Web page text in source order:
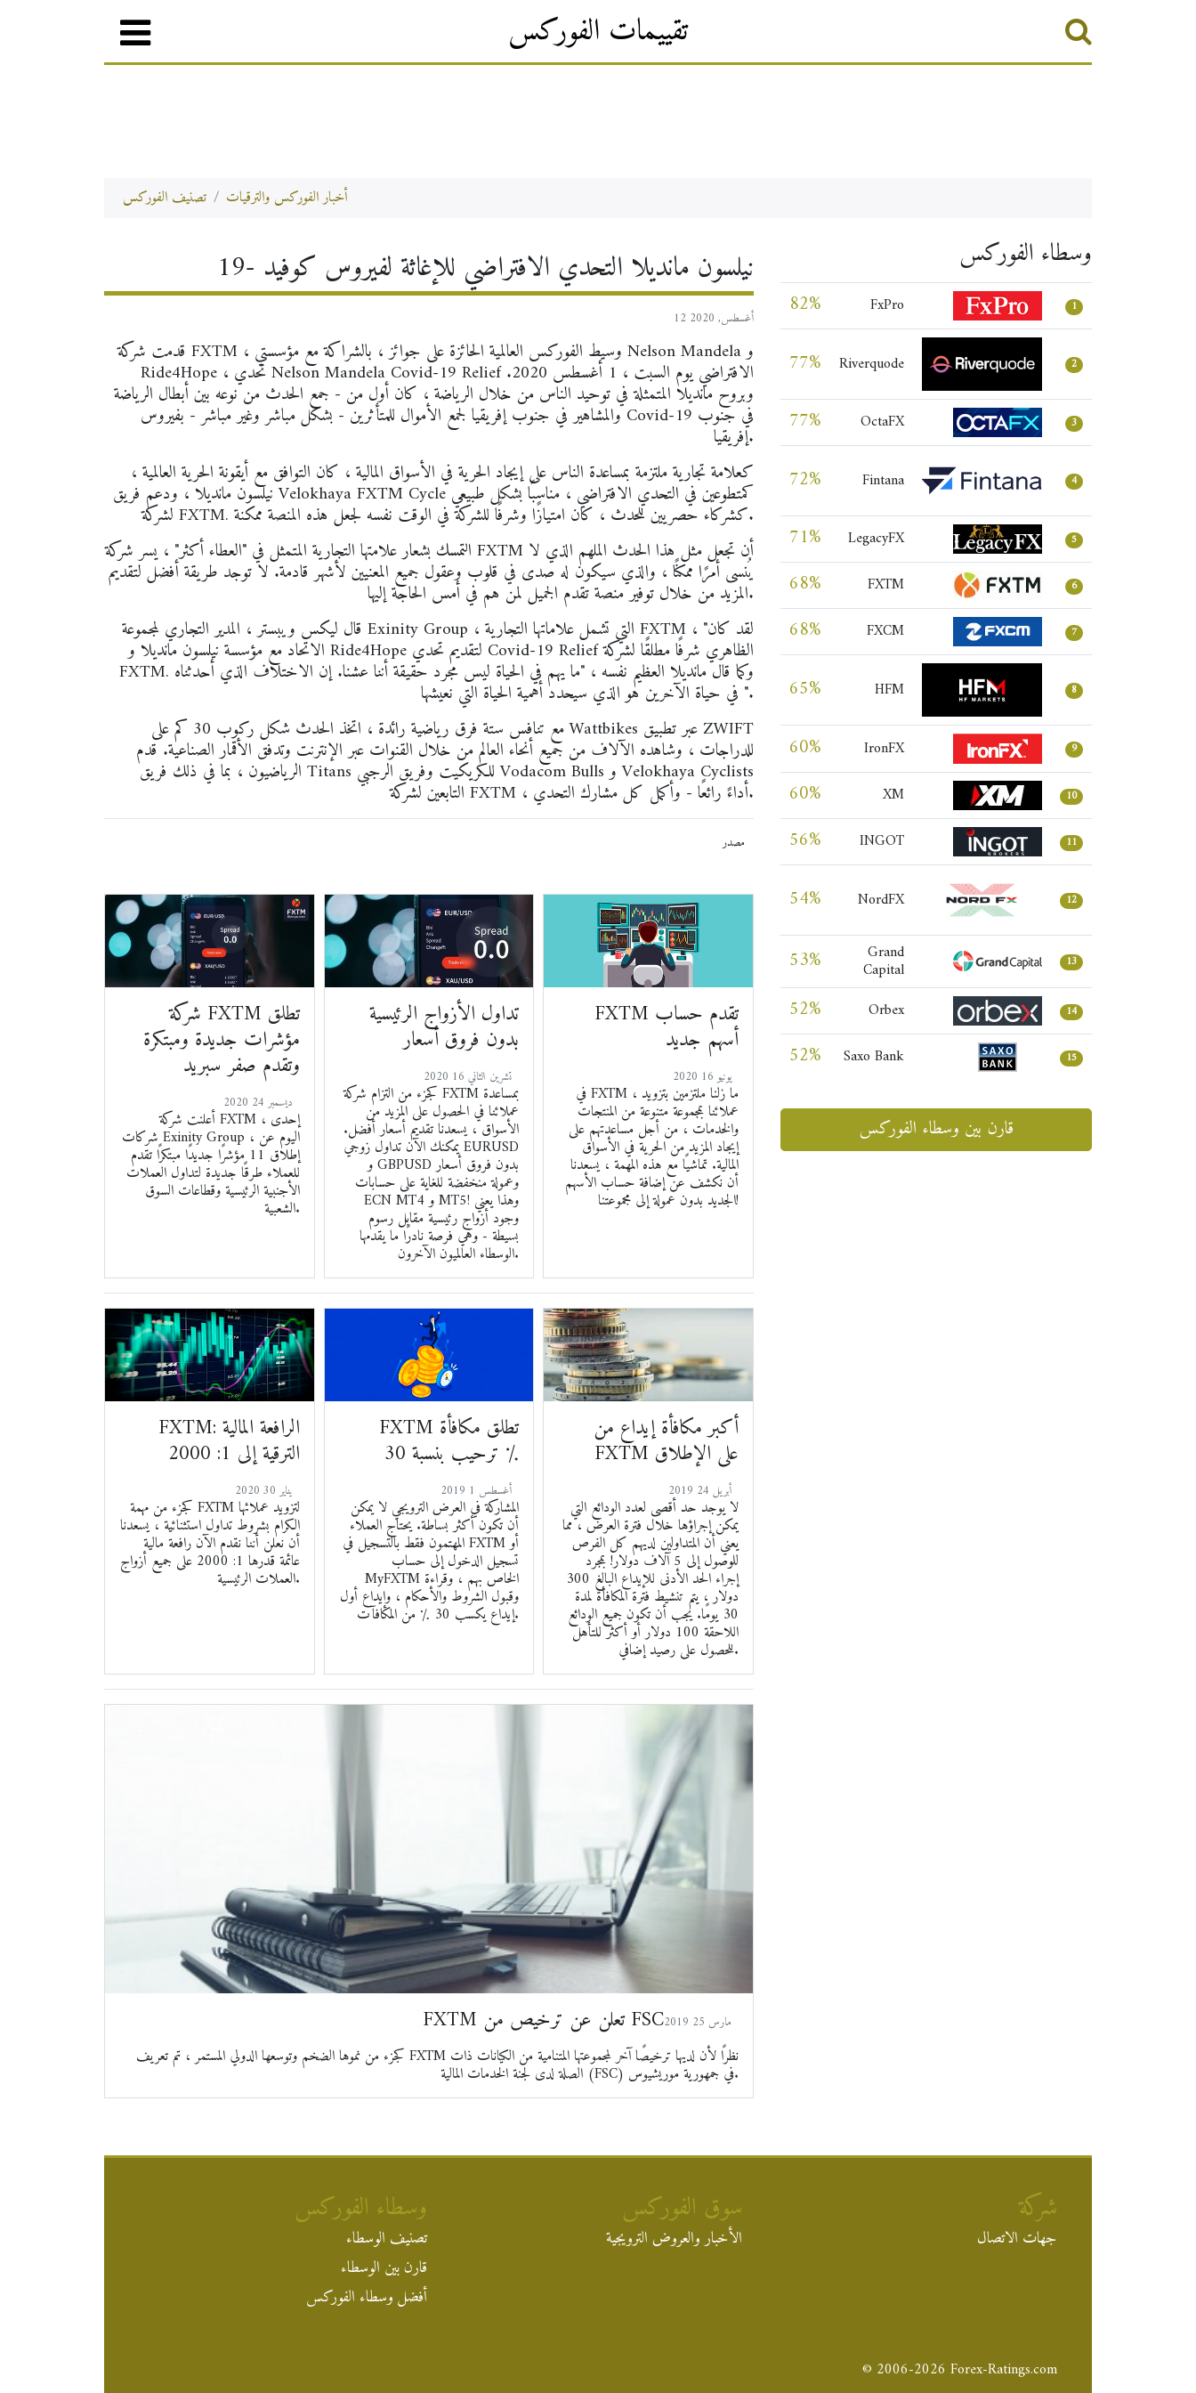
تقييمات الفوركس
تصنيف الفوركس أخبار الفوركس والترقيات
نيلسون مانديلا التحدي الافتراضي للإغاثة لفيروس كوفيد -19
12 أغسطس, 2020
قدمت شركة FXTM ، وسيط الفوركس العالمية الحائزة على جوائز ، بالشراكة مع مؤسستي Nelson Mandela و
Ride4Hope ، تحدي Nelson Mandela Covid-19 Relief الافتراضي يوم السبت ، 1 أغسطس 2020.
وبروح مانديلا المتمثلة في توحيد الناس من خلال الرياضة ، كان أول من - جمع الحدث من نوعه بين أبطال الرياضة
والمشاهير في جنوب إفريقيا لجمع الأموال للمتأثرين - بشكل مباشر وغير مباشر - بفيروس Covid-19 في جنوب
إفريقيا.
كعلامة تجارية ملتزمة بمساعدة الناس على إيجاد الحرية في الأسواق المالية ، كان التوافق مع أيقونة الحرية العالمية ،
نيلسون مانديلا ، ودعم فريق Velokhaya FXTM Cycle كمتطوعين في التحدي الافتراضي ، مناسبًا بشكل طبيعي
لشركة FXTM. كشركاء حصريين للحدث ، كان امتيازًا وشرفًا للشركة في الوقت نفسه لجعل هذه المنصة ممكنة.
التمسك بشعار علامتها التجارية المتمثل في "العطاء أكثر" ، يسر شركة FXTM أن تجعل مثل هذا الحدث الملهم الذي لا
يُنسى أمرًا ممكنًا ، والذي سيكون له صدى في قلوب وعقول جميع المعنيين لأشهر قادمة. لا توجد طريقة أفضل لتقديم
المزيد من خلال توفير منصة تقدم الجميل لمن هم في أمس الحاجة إليها.
قال ليكس ويبستر ، المدير التجاري لمجموعة Exinity Group ، التي تشمل علاماتها التجارية FXTM ، "لقد كان
الاتحاد مع مؤسسة نيلسون مانديلا و Ride4Hope لتقديم تحدي Covid-19 Relief الظاهري شرفًا مطلقًا لشركة
FXTM. وكما قال مانديلا العظيم نفسه ، "ما يهم في الحياة ليس مجرد حقيقة أننا عشنا. إن الاختلاف الذي أحدثناه
في حياة الآخرين هو الذي سيحدد أهمية الحياة التي نعيشها ".
مع تنافس ستة فرق رياضية رائدة ، اتخذ الحدث شكل ركوب 30 كم على Wattbikes عبر تطبيق ZWIFT
للدراجات ، وشاهده الآلاف من جميع أنحاء العالم من خلال القنوات عبر الإنترنت وتدفق الأقمار الصناعية. قدم
الرياضيون ، بما في ذلك فريق Titans للكريكيت وفريق الرجبي Vodacom Bulls و Velokhaya Cyclists
التابعين لشركة FXTM ، أداءً رائعًا - وأكمل كل مشارك التحدي.
مصدر
شركة FXTM تطلق
مؤشرات جديدة ومبتكرة
وتقدم صفر سبريد
أعلنت شركة FXTM ، إحدى
شركات Exinity Group ، اليوم عن
إطلاق 11 مؤشرًا جديدًا مبتكرًا تقدم
للعملاء طرقًا جديدة لتداول العملات
الأجنبية الرئيسية وقطاعات السوق
الشعبية.
تداول الأزواج الرئيسية
بدون فروق أسعار
كجزء من التزام شركة FXTM بمساعدة
عملائنا في الحصول على المزيد من
الأسواق ، يسعدنا تقديم أسعار أفضل.
يمكنك الآن تداول زوجي EURUSD
و GBPUSD بدون فروق أسعار
وعمولة منخفضة للغاية على حسابات
ECN MT4 و MT5! وهذا يعني
وجود أزواج رئيسية مقابل رسوم
بسيطة - وهي فرصة نادرًا ما يقدمها
الوسطاء العالميون الآخرون.
FXTM تقدم حساب
أسهم جديد
2020 يونيو 16
في FXTM ، ما زلنا ملتزمين بتزويد
عملائنا بمجموعة متنوعة من المنتجات
والخدمات ، من أجل مساعدتهم على
إيجاد المزيد من الحرية في الأسواق
المالية. تماشيًا مع هذه المهمة ، يسعدنا
أن نكشف عن إضافة حساب الأسهم
الجديد بدون عمولة إلى مجموعتنا!
FXTM: الرافعة المالية
الترقية إلى 1: 2000
كجزء من مهمة FXTM لتزويد عملائها
الكرام بشروط تداول استثنائية ، يسعدنا
أن نعلن أننا نقدم الآن رافعة مالية
عائمة قدرها 1: 2000 على جميع أزواج
العملات الرئيسية.
FXTM تطلق مكافأة
ترحيب بنسبة 30 ٪
المشاركة في العرض الترويجي لا يمكن
أن تكون أكثر بساطة. يحتاج العملاء
المهتمون فقط بالتسجيل في FXTM أو
تسجيل الدخول إلى حساب
MyFXTM الخاص بهم ، وقراءة
وقبول الشروط والأحكام ، وإيداع أول
إيداع يكسب 30 ٪ من المكافآت.
أكبر مكافأة إيداع من
FXTM على الإطلاق
لا يوجد حد أقصى لعدد الودائع التي
يمكن إجراؤها خلال فترة العرض ، مما
يعني أن المتداولين لديهم كل الفرص
للوصول إلى 5 آلاف دولار! بمجرد
إجراء الحد الأدنى للإيداع البالغ 300
دولار ، يتم تنشيط فترة المكافأة لمدة
30 يومًا. يجب أن تكون جميع الودائع
اللاحقة 100 دولار أو أكثر للتأهل
للحصول على رصيد إضافي.
FXTM تعلن عن ترخيص من FSC
كجزء من نموها الضخم وتوسعها الدولي المستمر ، تم تعريف FXTM نظرًا لأن لديها ترخيصًا آخر لمجموعتها المتنامية من الكيانات ذات
الصلة لدى لجنة الخدمات المالية (FSC) في جمهورية موريشيوس.
وسطاء الفوركس
82% FxPro 1
77% Riverquode 2
77% OctaFX 3
72% Fintana 4
71% LegacyFX 5
68% FXTM 6
68% FXCM 7
65% HFM 8
60% IronFX 9
60% XM 10
56% INGOT 11
54% NordFX 12
53% Grand
Capital 13
52% Orbex 14
52% Saxo Bank 15
قارن بين وسطاء الفوركس
وسطاء الفوركس
تصنيف الوسطاء
قارن بين الوسطاء
أفضل وسطاء الفوركس
سوق الفوركس
الأخبار والعروض الترويجية
شركة
جهات الاتصال
© 2006-2026 Forex-Ratings.com